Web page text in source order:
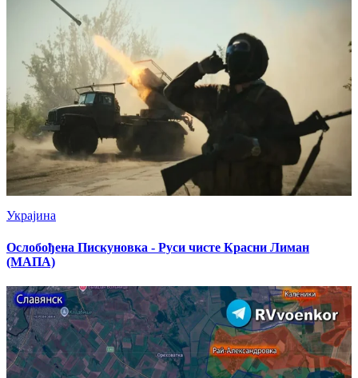
Украјина
Ослобођена Пискуновка - Руси чисте Красни Лиман
(МАПА)